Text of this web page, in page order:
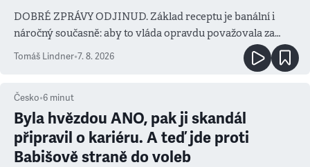
DOBRÉ ZPRÁVY ODJINUD. Základ receptu je banální i
náročný současně: aby to vláda opravdu považovala za
prioritu
Tomáš Lindner•7. 8. 2026
Česko•6 minut
Byla hvězdou ANO, pak ji skandál
připravil o kariéru. A teď jde proti
Babišově straně do voleb